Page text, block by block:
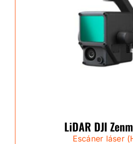
LiDAR DJI
Escáner láser